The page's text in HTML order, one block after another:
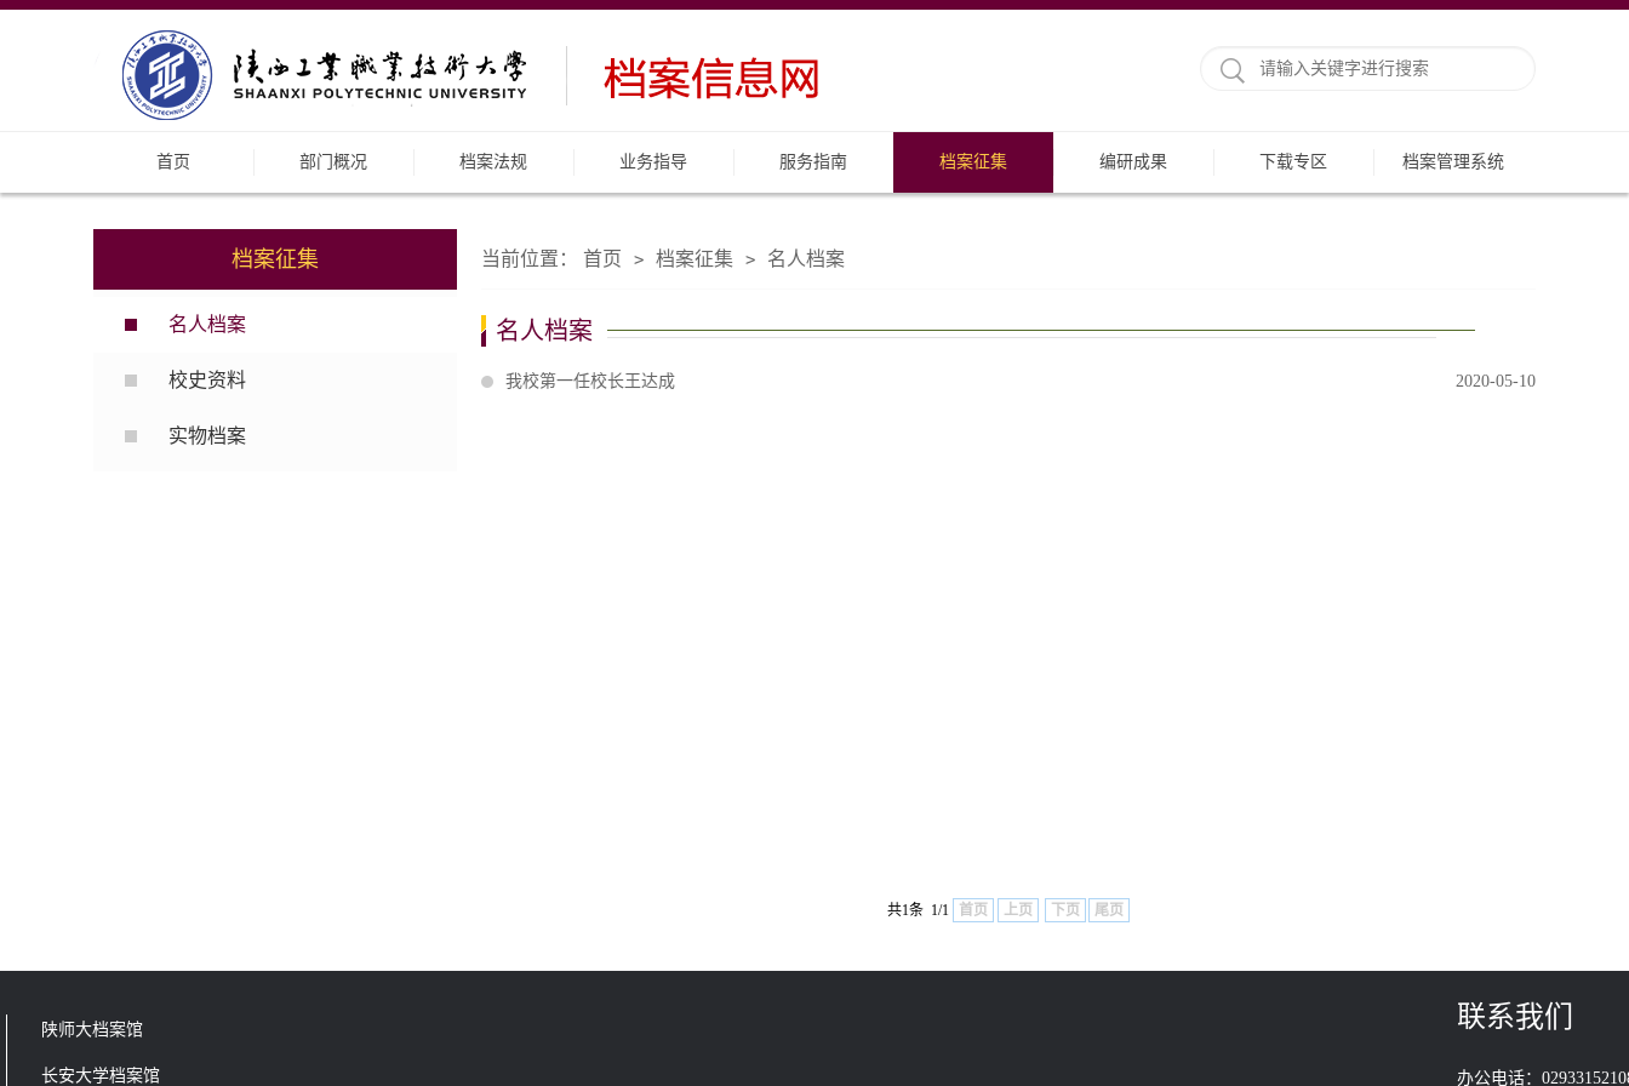
首页 部门概况 档案法规 业务指导 服务指南 档案征集 编研成果 下载专区 档案管理系统
档案征集
名人档案
校史资料
实物档案
当前位置： 首页 > 档案征集 > 名人档案
名人档案
2020-05-10
我校第一任校长王达成
共1条 1/1 首页 上页 下页 尾页
陕师大档案馆
长安大学档案馆
联系我们
办公电话：